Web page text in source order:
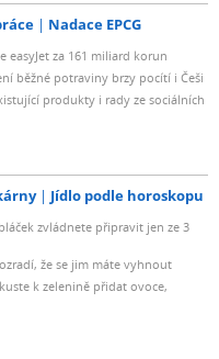
Nadace EPCG
za 161 miliard korun
běžné potraviny brzy pocítí i Češi
produkty i rady ze sociálních
Jídlo podle horoskopu
zvládnete připravit jen ze 3
že se jim máte vyhnout
k zelenině přidat ovoce,